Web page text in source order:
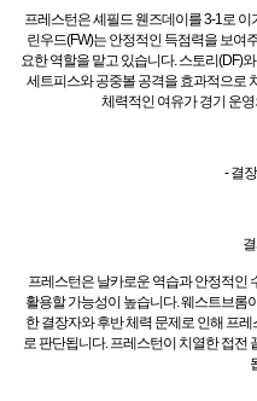
프레스턴은 셰필드 웬즈데이를 3-1로
린우드(FW)는 안정적인 득점력을 보여
요한 역할을 맡고 있습니다. 스토리(DF)
세트피스와 공중볼 공격을 효과적으로
체력적인 여유가 경기 운
- 결
프레스턴은 날카로운 역습과 안정적인
활용할 가능성이 높습니다. 웨스트브롬
한 결장자와 후반 체력 문제로 인해 프
로 판단됩니다. 프레스턴이 치열한 접전